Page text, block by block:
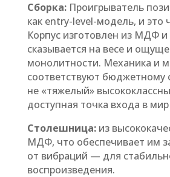
Сборка:Проигрыватель
как entry-level-модель, и это
Корпус изготовлен из МДФ и
сказывается на весе и
монолитности. Механика и
соответствуют бюджетному
не «тяжелый»
доступная точка входа в
Столешница:из
МДФ, что обеспечивает им
от вибраций — для
воспроизведения.